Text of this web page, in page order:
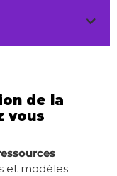
de la
vous
et modèles